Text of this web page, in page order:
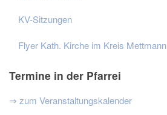
KV-Sitzungen
Flyer Kath. Kirche im Kreis Mettmann
Termine in der Pfarrei
⇒ zum Veranstaltungskalender